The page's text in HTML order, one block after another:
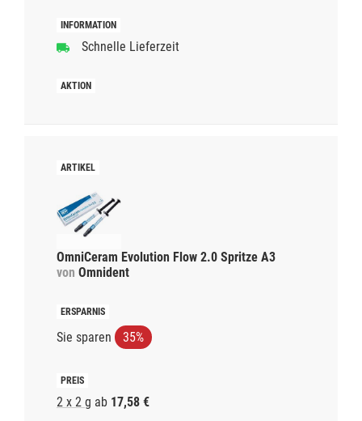
Schnelle Lieferzeit
OmniCeram Evolution Flow 2.0 Spritze A3
von Omnident
Sie sparen 35%
2 x 2 g ab 17,58 €